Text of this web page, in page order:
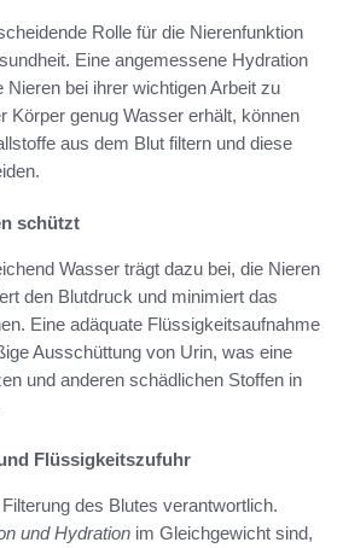
Rolle für die Nierenfunktion
Eine angemessene Hydration
Nieren bei ihrer wichtigen Arbeit zu
Körper genug Wasser erhält, können
aus dem Blut filtern und diese
schützt
Wasser trägt dazu bei, die Nieren
den Blutdruck und minimiert das
Eine adäquate Flüssigkeitsaufnahme
Ausschüttung von Urin, was eine
und anderen schädlichen Stoffen in
Flüssigkeitszufuhr
des Blutes verantwortlich.
und Hydration im Gleichgewicht sind,